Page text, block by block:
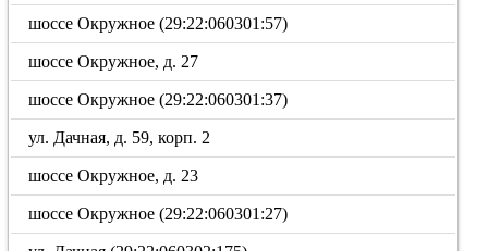
шоссе Окружное (29:22:060301:57)
шоссе Окружное, д. 27
шоссе Окружное (29:22:060301:37)
ул. Дачная, д. 59, корп. 2
шоссе Окружное, д. 23
шоссе Окружное (29:22:060301:27)